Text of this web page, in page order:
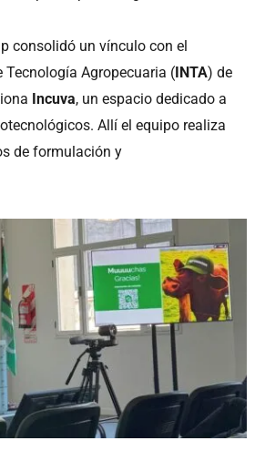
consolidó un vínculo con el
Tecnología Agropecuaria ( INTA) de
Incuva, un espacio dedicado a
Allí el equipo realiza
de formulación y